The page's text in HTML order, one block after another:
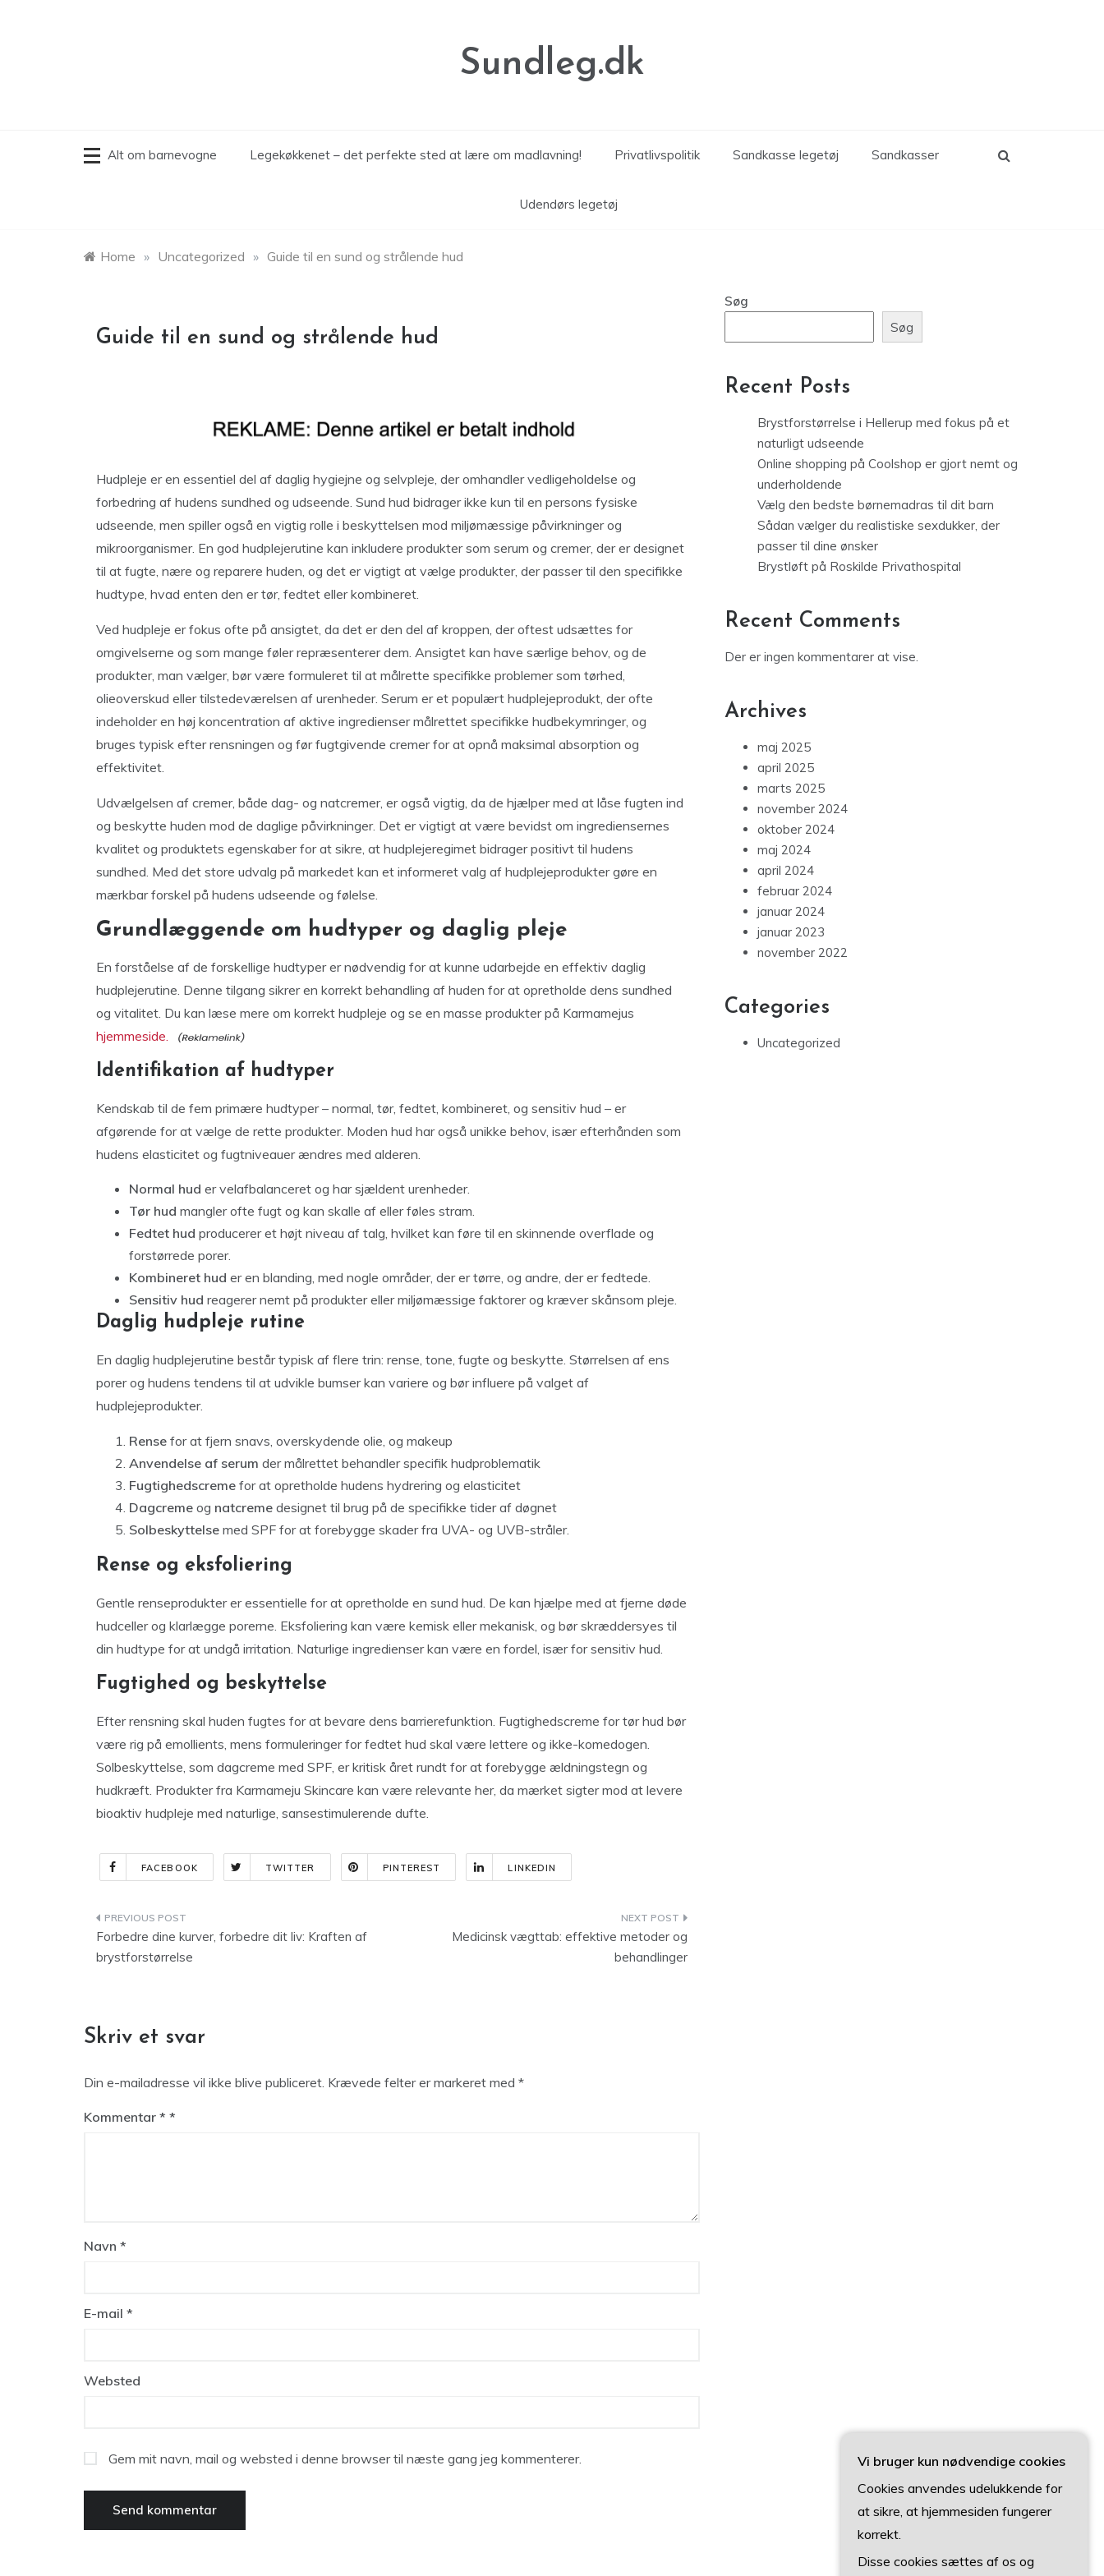
Sundleg.dk
Alt om barnevogne Legekøkkenet – det perfekte sted at lære om madlavning! Privatlivspolitik Sandkasse legetøj Sandkasser
Udendørs legetøj
Home » Uncategorized » Guide til en sund og strålende hud
Guide til en sund og strålende hud
Hudpleje er en essentiel del af daglig hygiejne og selvpleje, der omhandler vedligeholdelse og
forbedring af hudens sundhed og udseende. Sund hud bidrager ikke kun til en persons fysiske
udseende, men spiller også en vigtig rolle i beskyttelsen mod miljømæssige påvirkninger og
mikroorganismer. En god hudplejerutine kan inkludere produkter som serum og cremer, der er designet
til at fugte, nære og reparere huden, og det er vigtigt at vælge produkter, der passer til den specifikke
hudtype, hvad enten den er tør, fedtet eller kombineret.
Ved hudpleje er fokus ofte på ansigtet, da det er den del af kroppen, der oftest udsættes for
omgivelserne og som mange føler repræsenterer dem. Ansigtet kan have særlige behov, og de
produkter, man vælger, bør være formuleret til at målrette specifikke problemer som tørhed,
olieoverskud eller tilstedeværelsen af urenheder. Serum er et populært hudplejeprodukt, der ofte
indeholder en høj koncentration af aktive ingredienser målrettet specifikke hudbekymringer, og
bruges typisk efter rensningen og før fugtgivende cremer for at opnå maksimal absorption og
effektivitet.
Udvælgelsen af cremer, både dag- og natcremer, er også vigtig, da de hjælper med at låse fugten ind
og beskytte huden mod de daglige påvirkninger. Det er vigtigt at være bevidst om ingrediensernes
kvalitet og produktets egenskaber for at sikre, at hudplejeregimet bidrager positivt til hudens
sundhed. Med det store udvalg på markedet kan et informeret valg af hudplejeprodukter gøre en
mærkbar forskel på hudens udseende og følelse.
Grundlæggende om hudtyper og daglig pleje
En forståelse af de forskellige hudtyper er nødvendig for at kunne udarbejde en effektiv daglig
hudplejerutine. Denne tilgang sikrer en korrekt behandling af huden for at opretholde dens sundhed
og vitalitet. Du kan læse mere om korrekt hudpleje og se en masse produkter på Karmamejus
hjemmeside.
Identifikation af hudtyper
Kendskab til de fem primære hudtyper – normal, tør, fedtet, kombineret, og sensitiv hud – er
afgørende for at vælge de rette produkter. Moden hud har også unikke behov, især efterhånden som
hudens elasticitet og fugtniveauer ændres med alderen.
Normal hud er velafbalanceret og har sjældent urenheder.
Tør hud mangler ofte fugt og kan skalle af eller føles stram.
Fedtet hud producerer et højt niveau af talg, hvilket kan føre til en skinnende overflade og
forstørrede porer.
Kombineret hud er en blanding, med nogle områder, der er tørre, og andre, der er fedtede.
Sensitiv hud reagerer nemt på produkter eller miljømæssige faktorer og kræver skånsom pleje.
Daglig hudpleje rutine
En daglig hudplejerutine består typisk af flere trin: rense, tone, fugte og beskytte. Størrelsen af ens
porer og hudens tendens til at udvikle bumser kan variere og bør influere på valget af
hudplejeprodukter.
Rense for at fjern snavs, overskydende olie, og makeup
Anvendelse af serum der målrettet behandler specifik hudproblematik
Fugtighedscreme for at opretholde hudens hydrering og elasticitet
Dagcreme og natcreme designet til brug på de specifikke tider af døgnet
Solbeskyttelse med SPF for at forebygge skader fra UVA- og UVB-stråler.
Rense og eksfoliering
Gentle renseprodukter er essentielle for at opretholde en sund hud. De kan hjælpe med at fjerne døde
hudceller og klarlægge porerne. Eksfoliering kan være kemisk eller mekanisk, og bør skræddersyes til
din hudtype for at undgå irritation. Naturlige ingredienser kan være en fordel, især for sensitiv hud.
Fugtighed og beskyttelse
Efter rensning skal huden fugtes for at bevare dens barrierefunktion. Fugtighedscreme for tør hud bør
være rig på emollients, mens formuleringer for fedtet hud skal være lettere og ikke-komedogen.
Solbeskyttelse, som dagcreme med SPF, er kritisk året rundt for at forebygge ældningstegn og
hudkræft. Produkter fra Karmameju Skincare kan være relevante her, da mærket sigter mod at levere
bioaktiv hudpleje med naturlige, sansestimulerende dufte.
FACEBOOK TWITTER PINTEREST LINKEDIN
Indlægsnavigation
Forbedre dine kurver, forbedre dit liv: Kraften af
brystforstørrelse
Medicinsk vægttab: effektive metoder og
behandlinger
Skriv et svar
Din e-mailadresse vil ikke blive publiceret. Krævede felter er markeret med *
Kommentar *
Navn *
E-mail *
Websted
Gem mit navn, mail og websted i denne browser til næste gang jeg kommenterer.
Søg
Søg
Recent Posts
Brystforstørrelse i Hellerup med fokus på et
naturligt udseende
Online shopping på Coolshop er gjort nemt og
underholdende
Vælg den bedste børnemadras til dit barn
Sådan vælger du realistiske sexdukker, der
passer til dine ønsker
Brystløft på Roskilde Privathospital
Recent Comments
Der er ingen kommentarer at vise.
Archives
maj 2025
april 2025
marts 2025
november 2024
oktober 2024
maj 2024
april 2024
februar 2024
januar 2024
januar 2023
november 2022
Categories
Uncategorized
Vi bruger kun nødvendige cookies
Cookies anvendes udelukkende for
at sikre, at hjemmesiden fungerer
korrekt.
Disse cookies sættes af os og